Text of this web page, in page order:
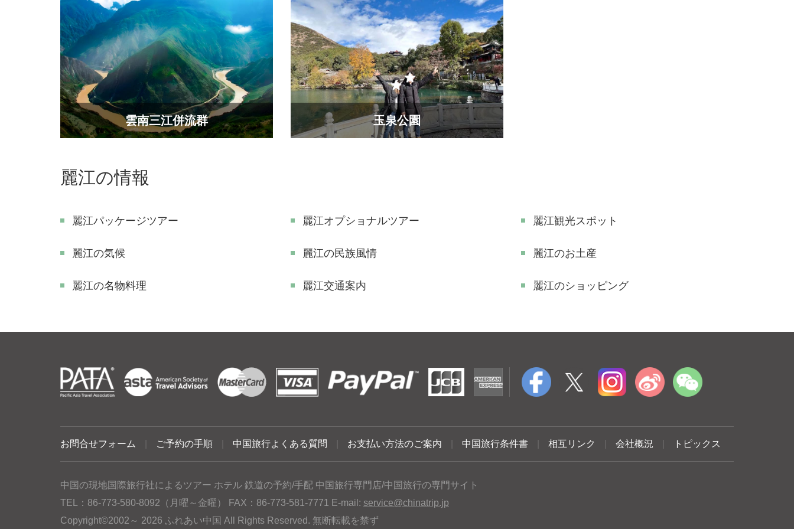
雲南三江併流群 玉泉公園
麗江の情報
麗江パッケージツアー 麗江オプショナルツアー 麗江観光スポット
麗江の気候 麗江の民族風情 麗江のお土産
麗江の名物料理 麗江交通案内 麗江のショッピング
お問合せフォーム ご予約の手順 中国旅行よくある質問 お支払い方法のご案内 中国旅行条件書 相互リンク 会社概況 トピックス
中国の現地国際旅行社によるツアー ホテル 鉄道の予約/手配 中国旅行専門店/中国旅行の専門サイト
TEL：86-773-580-8092（月曜～金曜） FAX：86-773-581-7771 E-mail: service@chinatrip.jp
Copyright©2002～ 2026 ふれあい中国 All Rights Reserved. 無断転載を禁ず